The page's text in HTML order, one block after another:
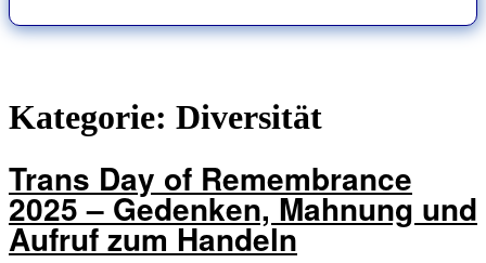
Kategorie: Diversität
Trans Day of Remembrance
2025 – Gedenken, Mahnung und
Aufruf zum Handeln